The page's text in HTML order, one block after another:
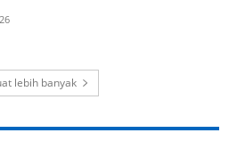
lebih banyak